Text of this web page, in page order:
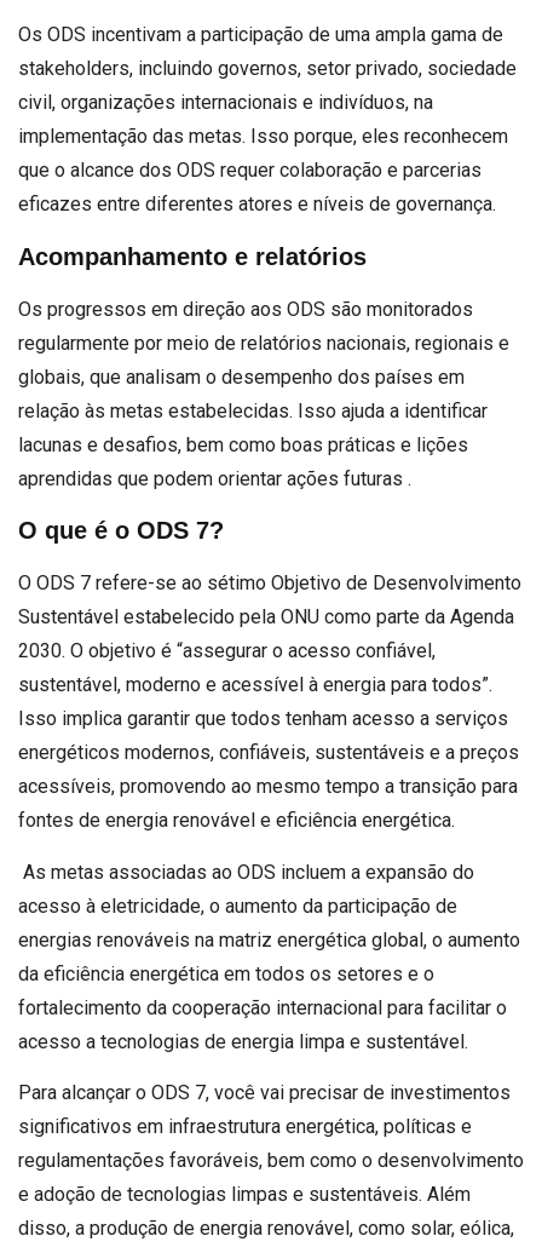
Os ODS incentivam a participação de uma ampla gama de
stakeholders, incluindo governos, setor privado, sociedade
civil, organizações internacionais e indivíduos, na
implementação das metas. Isso porque, eles reconhecem
que o alcance dos ODS requer colaboração e parcerias
eficazes entre diferentes atores e níveis de governança.
Acompanhamento e relatórios
Os progressos em direção aos ODS são monitorados
regularmente por meio de relatórios nacionais, regionais e
globais, que analisam o desempenho dos países em
relação às metas estabelecidas. Isso ajuda a identificar
lacunas e desafios, bem como boas práticas e lições
aprendidas que podem orientar ações futuras .
O que é o ODS 7?
O ODS 7 refere-se ao sétimo Objetivo de Desenvolvimento
Sustentável estabelecido pela ONU como parte da Agenda
2030. O objetivo é “assegurar o acesso confiável,
sustentável, moderno e acessível à energia para todos”.
Isso implica garantir que todos tenham acesso a serviços
energéticos modernos, confiáveis, sustentáveis e a preços
acessíveis, promovendo ao mesmo tempo a transição para
fontes de energia renovável e eficiência energética.
As metas associadas ao ODS incluem a expansão do
acesso à eletricidade, o aumento da participação de
energias renováveis na matriz energética global, o aumento
da eficiência energética em todos os setores e o
fortalecimento da cooperação internacional para facilitar o
acesso a tecnologias de energia limpa e sustentável.
Para alcançar o ODS 7, você vai precisar de investimentos
significativos em infraestrutura energética, políticas e
regulamentações favoráveis, bem como o desenvolvimento
e adoção de tecnologias limpas e sustentáveis. Além
disso, a produção de energia renovável, como solar, eólica,